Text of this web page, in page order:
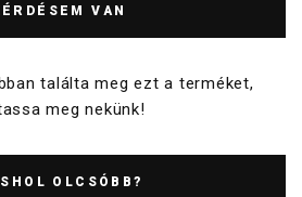
VAN
találta meg ezt a terméket,
meg nekünk!
OLCSÓBB?